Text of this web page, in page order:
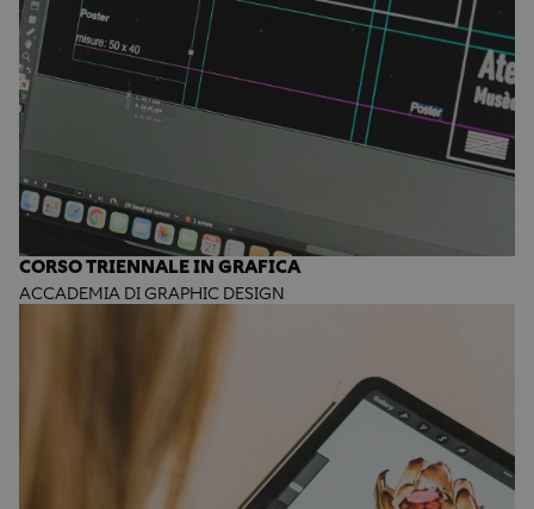
CORSO TRIENNALE IN GRAFICA
ACCADEMIA DI GRAPHIC DESIGN